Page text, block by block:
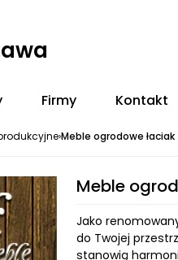
Firmy Kontakt
›Meble ogrodowe łaciak
Meble
Jako
do Twojej
stanowią